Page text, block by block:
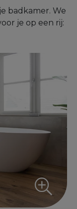
badkamer. We
je op een rij: